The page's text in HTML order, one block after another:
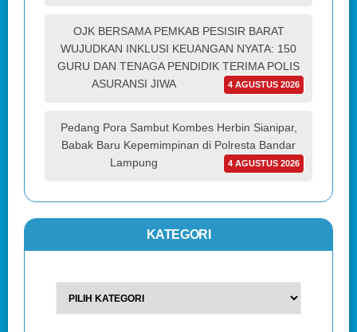
OJK BERSAMA PEMKAB PESISIR BARAT
WUJUDKAN INKLUSI KEUANGAN NYATA: 150
GURU DAN TENAGA PENDIDIK TERIMA POLIS
ASURANSI JIWA
4 AGUSTUS 2026
Pedang Pora Sambut Kombes Herbin Sianipar,
Babak Baru Kepemimpinan di Polresta Bandar
Lampung
4 AGUSTUS 2026
KATEGORI